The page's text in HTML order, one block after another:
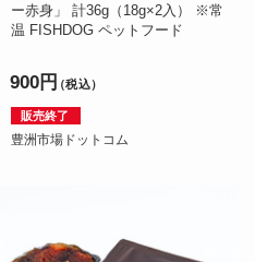
ー赤身」 計36g（18g×2入） ※常
温 FISHDOG ペットフード
900円（税込）
販売終了
豊洲市場ドットコム